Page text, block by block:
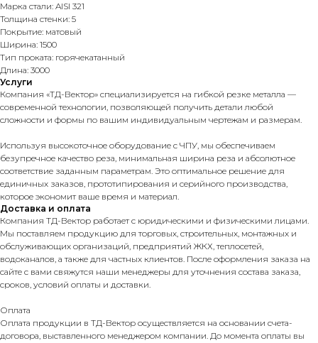
Марка стали: AISI 321
Толщина стенки: 5
Покрытие: матовый
Ширина: 1500
Тип проката: горячекатанный
Длина: 3000
Услуги
Компания «ТД-Вектор» специализируется на гибкой резке металла —
современной технологии, позволяющей получить детали любой
сложности и формы по вашим индивидуальным чертежам и размерам.
Используя высокоточное оборудование с ЧПУ, мы обеспечиваем
безупречное качество реза, минимальная ширина реза и абсолютное
соответствие заданным параметрам. Это оптимальное решение для
единичных заказов, прототипирования и серийного производства,
которое экономит ваше время и материал.
Доставка и оплата
Компания ТД-Вектор работает с юридическими и физическими лицами.
Мы поставляем продукцию для торговых, строительных, монтажных и
обслуживающих организаций, предприятий ЖКХ, теплосетей,
водоканалов, а также для частных клиентов. После оформления заказа на
сайте с вами свяжутся наши менеджеры для уточнения состава заказа,
сроков, условий оплаты и доставки.
Оплата
Оплата продукции в ТД-Вектор осуществляется на основании счета-
договора, выставленного менеджером компании. До момента оплаты вы